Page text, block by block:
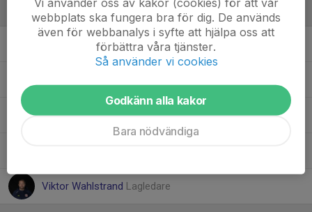
Daniel RiddersjöAss. Tränare
Peter FalkTränare
Viktor Wahlstrand Lagledare
webbplats ska fungera bra för dig. De används
även för webbanalys i syfte att hjälpa oss att
förbättra våra tjänster.
Så använder vi cookies
Godkänn alla kakor
Bara nödvändiga